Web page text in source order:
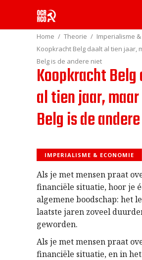
Home Theorie
Imperialisme
Koopkracht Belg daalt al tien jaar,
Belg is de andere niet
Koopkracht
al tien jaar,
Belg is de
IMPERIALISME & ECONOMIE
Als je met mensen praat
financiële situatie, hoor je
algemene boodschap: het
laatste jaren zoveel
geworden.
Als je met mensen praat
financiële situatie, en in